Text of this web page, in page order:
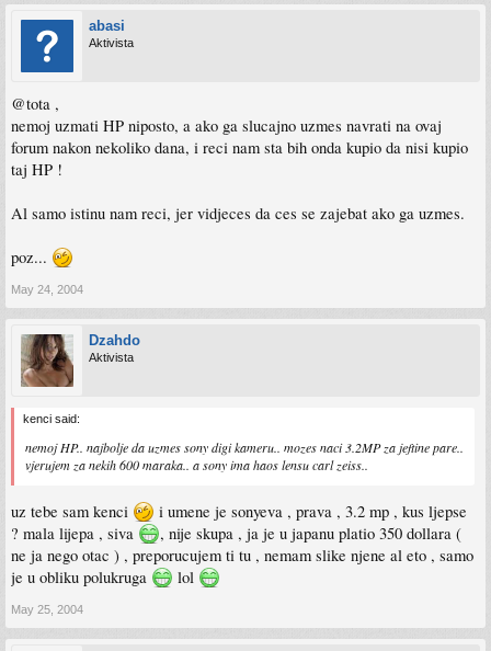
abasi
Aktivista
@tota ,
nemoj uzmati HP niposto, a ako ga slucajno uzmes navrati na ovaj
forum nakon nekoliko dana, i reci nam sta bih onda kupio da nisi kupio
taj HP !
Al samo istinu nam reci, jer vidjeces da ces se zajebat ako ga uzmes.
poz...
May 24, 2004
Dzahdo
Aktivista
kenci said:
nemoj HP.. najbolje da uzmes sony digi kameru.. mozes naci 3.2MP za jeftine pare..
vjerujem za nekih 600 maraka.. a sony ima haos lensu carl zeiss..
uz tebe sam kenci
i umene je sonyeva , prava , 3.2 mp , kus ljepse
? mala lijepa , siva
, nije skupa , ja je u japanu platio 350 dollara (
ne ja nego otac ) , preporucujem ti tu , nemam slike njene al eto , samo
je u obliku polukruga
lol
May 25, 2004